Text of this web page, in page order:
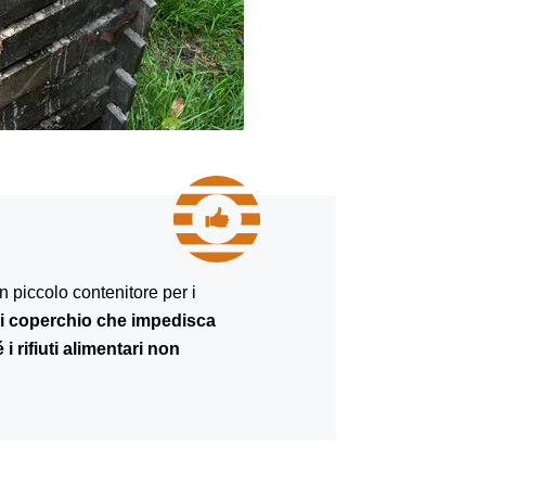
piccolo contenitore per i
coperchio che impedisca
i rifiuti alimentari non